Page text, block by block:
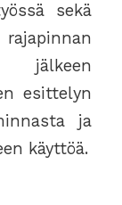
sekä
jälkeen
esittelyn
ja
käyttöä.